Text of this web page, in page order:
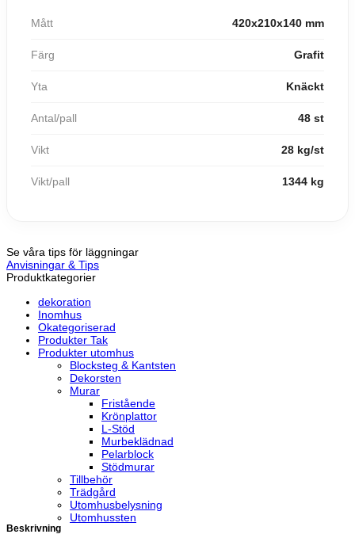
Mått 420x210x140 mm
Färg Grafit
Yta Knäckt
Antal/pall 48 st
Vikt 28 kg/st
Vikt/pall 1344 kg
Se våra tips för läggningar
Anvisningar & Tips
Produktkategorier
dekoration
Inomhus
Okategoriserad
Produkter Tak
Produkter utomhus
Blocksteg & Kantsten
Dekorsten
Murar
Fristående
Krönplattor
L-Stöd
Murbeklädnad
Pelarblock
Stödmurar
Tillbehör
Trädgård
Utomhusbelysning
Utomhussten
Beskrivning